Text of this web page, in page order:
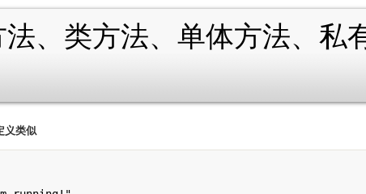
、类方法、单体方法、私
义类似